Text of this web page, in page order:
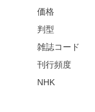
価格
判型
雑誌コード
刊行頻度
NHK